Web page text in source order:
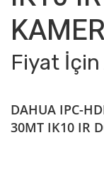
Fiyat İçin
DAHUA IPC-
30MT IK10 IR